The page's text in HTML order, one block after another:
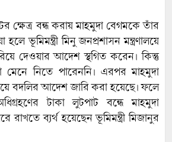
ক্ষেত্র বন্ধ করায় মাহমুদা বেগমকে তাঁর
ভূমিমন্ত্রী মিনু জনপ্রশাসন মন্ত্রণালয়ে
দেওয়ার আদেশ স্থগিত করেন। কিন্তু
মেনে নিতে পারেননি। এরপর মাহমুদা
বদলির আদেশ জারি করা হয়েছে। ফলে
টাকা লুটপাট বন্ধে মাহমুদা
ব্যর্থ হয়েছেন ভূমিমন্ত্রী মিজানুর